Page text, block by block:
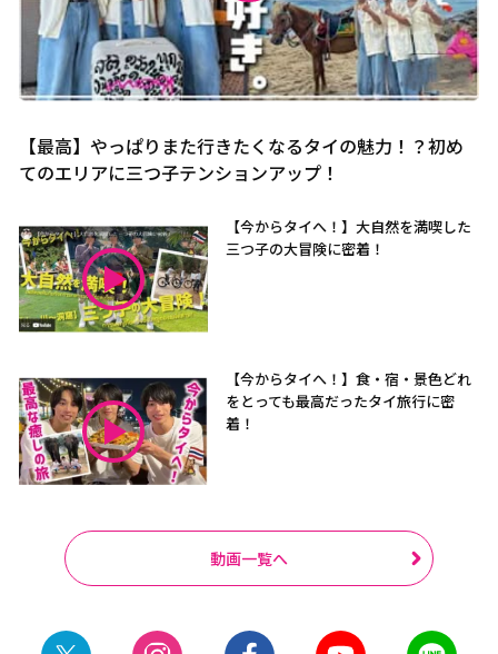
【最高】やっぱりまた行きたくなるタイの魅力！？初め
てのエリアに三つ子テンションアップ！
【今からタイへ！】大自然を満喫した
三つ子の大冒険に密着！
【今からタイへ！】食・宿・景色どれ
をとっても最高だったタイ旅行に密
着！
動画一覧へ